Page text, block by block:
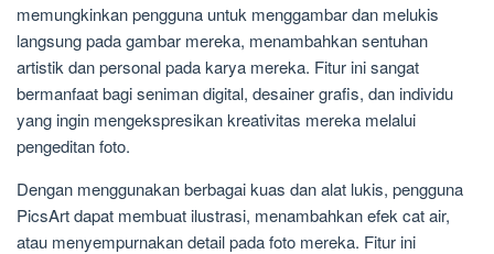
memungkinkan pengguna untuk menggambar dan melukis
langsung pada gambar mereka, menambahkan sentuhan
artistik dan personal pada karya mereka. Fitur ini sangat
bermanfaat bagi seniman digital, desainer grafis, dan individu
yang ingin mengekspresikan kreativitas mereka melalui
pengeditan foto.
Dengan menggunakan berbagai kuas dan alat lukis, pengguna
PicsArt dapat membuat ilustrasi, menambahkan efek cat air,
atau menyempurnakan detail pada foto mereka. Fitur ini